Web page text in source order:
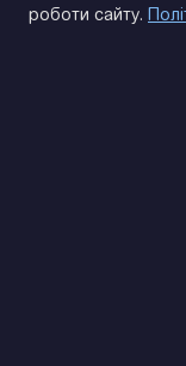
роботи сайту.